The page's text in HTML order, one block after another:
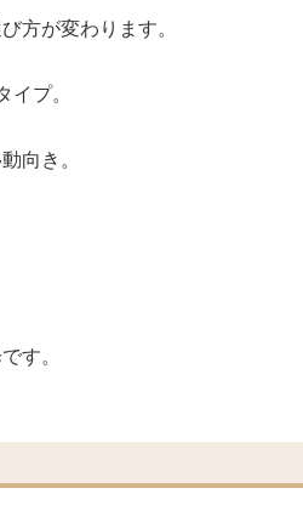
方が変わります。
プ。
向き。
す。